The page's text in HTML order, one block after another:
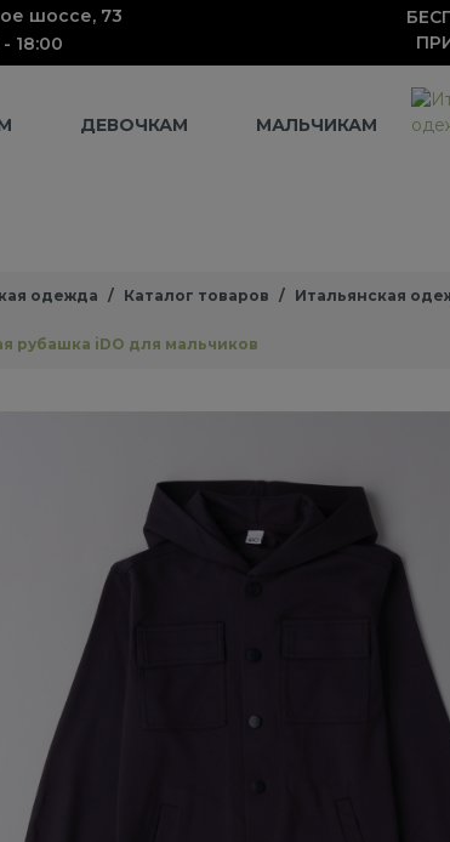
шоссе, 73
18:00
ДЕВОЧКАМ МАЛЬЧИКАМ
одежда Каталог товаров Итальянская
рубашка iDO для мальчиков